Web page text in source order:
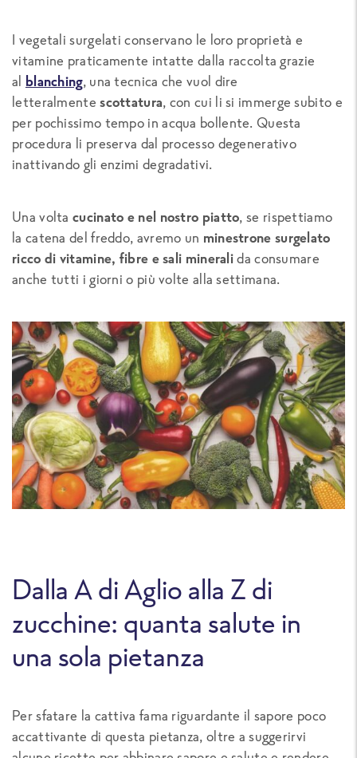
I vegetali surgelati conservano le loro proprietà e
vitamine praticamente intatte dalla raccolta grazie
al blanching, una tecnica che vuol dire
letteralmentescottatura, con cui li si immerge subito e
per pochissimo tempo in acqua bollente. Questa
procedura li preserva dal processo degenerativo
inattivando gli enzimi degradativi.
Una volta cucinato e nel nostro piatto, se rispettiamo
la catena del freddo, avremo un minestrone surgelato
ricco di vitamine, fibre e sali mineralida consumare
anche tutti i giorni o più volte alla settimana.
Dalla A di Aglio alla Z di
zucchine: quanta salute in
una sola pietanza
Per sfatare la cattiva fama riguardante il sapore poco
accattivante di questa pietanza, oltre a suggerirvi